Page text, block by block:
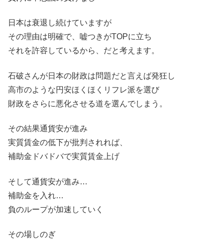
日本は衰退し続けていますが
その理由は明確で、嘘つきがTOPに立ち
それを許容しているから、だと考えます。
石破さんが日本の財政は問題だと言えば発狂し
高市のような円安ほくほくリフレ派を選び
財政をさらに悪化させる道を選んでしまう。
その結果通貨安が進み
実質賃金の低下が批判されれば、
補助金ドバドバで実質賃金上げ
そして通貨安が進み…
補助金を入れ…
負のループが加速していく
その場しのぎ